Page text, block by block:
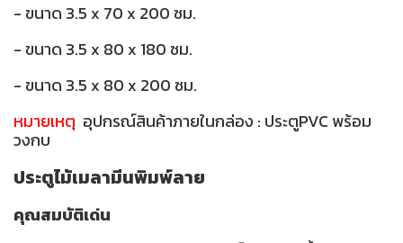
- ขนาด 3.5 x 70 x 200 ซม.
- ขนาด 3.5 x 80 x 180 ซม.
- ขนาด 3.5 x 80 x 200 ซม.
หมายเหตุ อุปกรณ์สินค้าภายในกล่อง : ประตูPVC พร้อม
วงกบ
ประตูไม้เมลามีนพิมพ์ลาย
คุณสมบัติเด่น